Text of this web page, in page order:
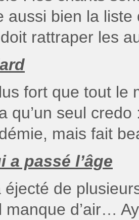
aussi bien la
rattraper les
fort que tout le
qu’un seul
mais fait
a passé l’âge
éjecté de
manque d’air…